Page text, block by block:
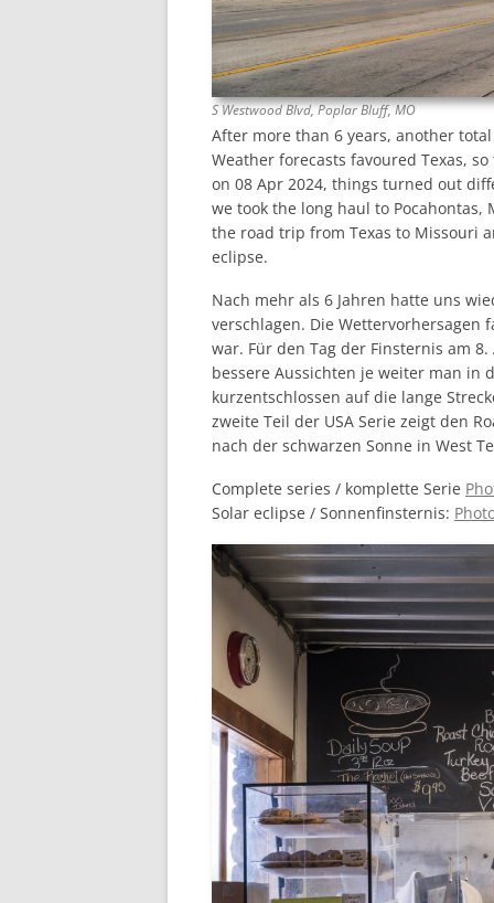
S Westwood Blvd, Poplar Bluff, MO
After more than 6 years, another
Weather forecasts favoured Texas,
on 08 Apr 2024, things turned out
we took the long haul to Pocahontas,
the road trip from Texas to Missouri
eclipse.
Nach mehr als 6 Jahren hatte uns
verschlagen. Die Wettervorhersagen
war. Für den Tag der Finsternis am
bessere Aussichten je weiter man in
kurzentschlossen auf die lange
zweite Teil der USA Serie zeigt den
nach der schwarzen Sonne in West
Complete series / komplette Serie
Solar eclipse / Sonnenfinsternis: